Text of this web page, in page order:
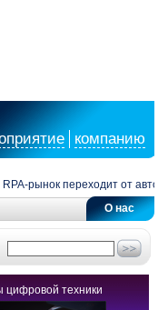
компанию
рынок переходит от
О нас
цифровой техники